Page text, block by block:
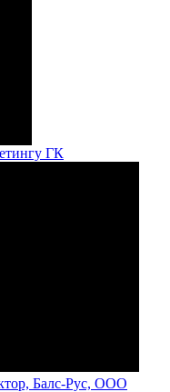
ГК
Балс-Рус, ООО